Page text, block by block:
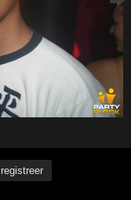
registreer